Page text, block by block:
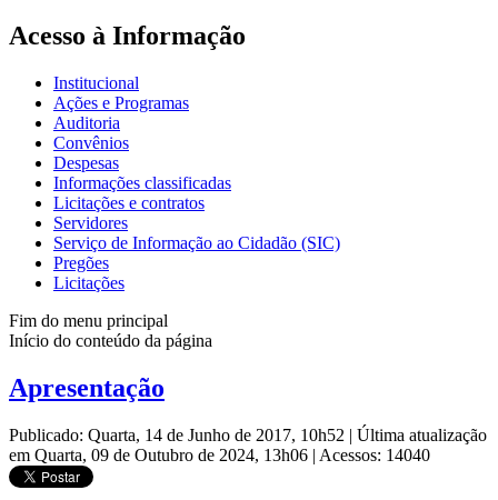
Acesso à Informação
Institucional
Ações e Programas
Auditoria
Convênios
Despesas
Informações classificadas
Licitações e contratos
Servidores
Serviço de Informação ao Cidadão (SIC)
Pregões
Licitações
Fim do menu principal
Início do conteúdo da página
Apresentação
Publicado: Quarta, 14 de Junho de 2017, 10h52 | Última atualização
em Quarta, 09 de Outubro de 2024, 13h06 | Acessos: 14040